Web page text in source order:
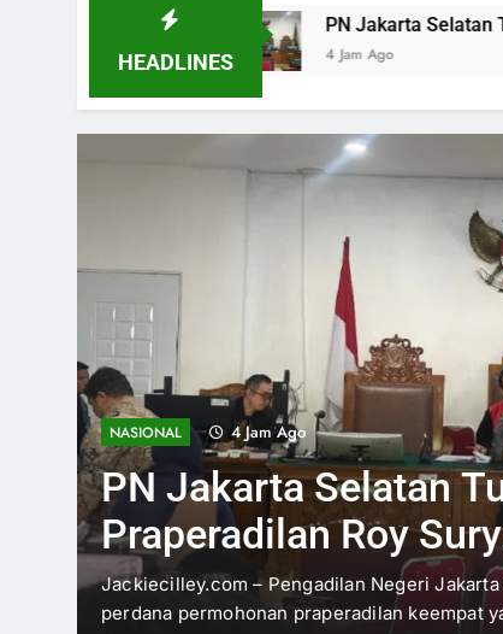
HEADLINES
PN Jakarta Selatan Tunda
4 Jam Ago
NASIONAL 7 Jam Ago
Sinergi Kemenekraf
ABPEDNAS untuk
Ekraf Desa
Jackiecilley.com – Kementerian Ekonomi
memperkuat sinergi dengan Asosiasi Badan
Nasional…